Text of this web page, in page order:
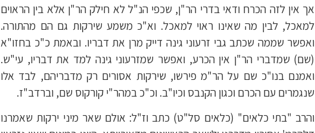
אך אין לזה הכרח ודאי בדרי הר"ן, שכפי הנ"ל לא חילק הר"ן אלא בין הראוים
למאכל, לבין מה שאינו ראוי למאכל. וא"כ משמע שירקות גם הם מהתורה.
ואפשר שממה שכתב גבי זרעוני גינה דייק מרן את דבריו. ובאמת כ"כ בחזו"א
(שם) שמדברי הר"ן אין הכרע, ואפשר שמזרעוני גינה למד את דבריו, עי"ש.
ואמנם בנו"כ שם על הר"מ פירשו, שירקות אסורים רק מדבריהם, לבד אלו
שנגמרים עם הכרם וכגון הקנבס וכיו"ב. וכ"כ במהר"י קורקוס שם, וברדב"ז.
והרב "בתי כלאים" (כלאים סל"ט) כתב וז"ל: אולם שאר מיני ירקות שאמרנו